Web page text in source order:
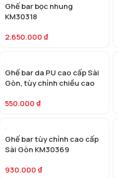
Ghế bar bọc nhung
KM30318
2.650.000₫
Ghế bar da PU cao cấp Sài
Gòn, tùy chỉnh chiều cao
550.000₫
Ghế bar tùy chỉnh cao cấp
Sài Gòn KM30369
930.000₫